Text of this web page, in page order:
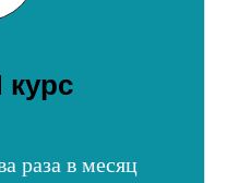
раза в месяц